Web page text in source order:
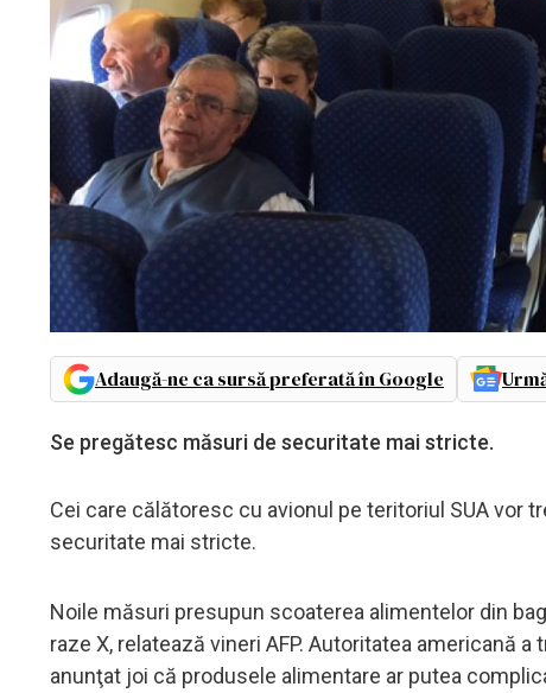
Adaugă-ne ca sursă preferată în Google
Se pregătesc măsuri de securitate mai stricte.
Cei care călătoresc cu avionul pe teritoriul SUA vor
securitate mai stricte.
Noile măsuri presupun scoaterea alimentelor din
raze X, relatează vineri AFP. Autoritatea americană
anunţat joi că produsele alimentare ar putea